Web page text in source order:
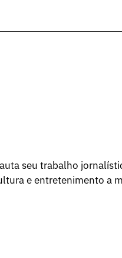
seu trabalho
e entretenimento a